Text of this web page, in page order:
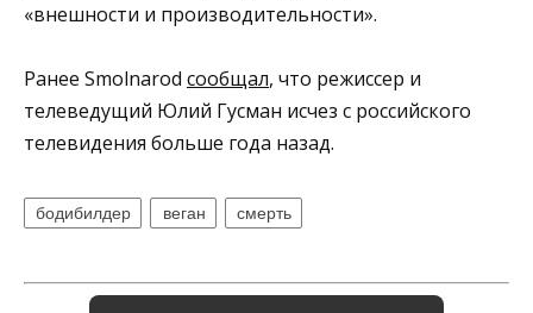
«внешности и производительности».
Ранее Smolnarod сообщал, что режиссер и
телеведущий Юлий Гусман исчез с российского
телевидения больше года назад.
бодибилдер веган смерть